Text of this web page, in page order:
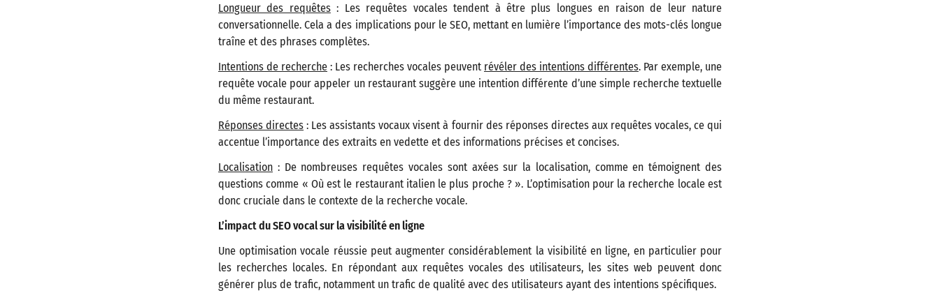
Longueur des requêtes: Les requêtes vocales tendent à être plus longues en raison de leur nature
conversationnelle. Cela a des implications pour le SEO, mettant en lumière l’importance des mots-clés longue
traîne et des phrases complètes.
Intentions de recherche : Les recherches vocales peuvent révéler des intentions différentes. Par exemple, une
requête vocale pour appeler un restaurant suggère une intention différente d’une simple recherche textuelle
du même restaurant.
Réponses directes : Les assistants vocaux visent à fournir des réponses directes aux requêtes vocales, ce qui
accentue l’importance des extraits en vedette et des informations précises et concises.
Localisation : De nombreuses requêtes vocales sont axées sur la localisation, comme en témoignent des
questions comme « Où est le restaurant italien le plus proche ? ». L’optimisation pour la recherche locale est
donc cruciale dans le contexte de la recherche vocale.
L’impact du SEO vocal sur la visibilité en ligne
Une optimisation vocale réussie peut augmenter considérablement la visibilité en ligne, en particulier pour
les recherches locales. En répondant aux requêtes vocales des utilisateurs, les sites web peuvent donc
générer plus de trafic, notamment un trafic de qualité avec des utilisateurs ayant des intentions spécifiques.